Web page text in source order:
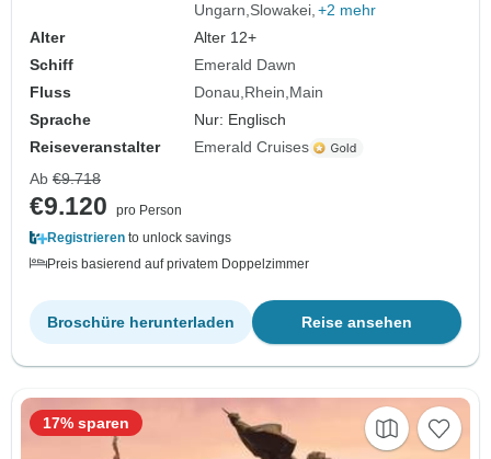
Ungarn Slowakei +2 mehr
Alter
Alter 12+
Schiff
Emerald Dawn
Fluss
Donau Rhein Main
Sprache
Nur: Englisch
Reiseveranstalter
Emerald Cruises
Ab €9.718
€9.120
pro Person
Registrieren to unlock savings
Preis basierend auf privatem Doppelzimmer
Reise ansehen
Broschüre herunterladen
17% sparen